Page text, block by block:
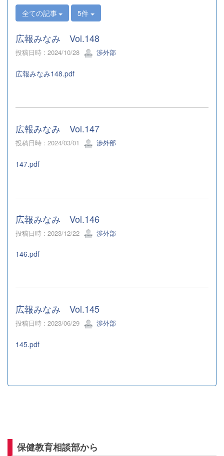
全ての記事 5件
広報みなみ Vol.148
投稿日時 : 2024/10/28 渉外部
広報みなみ148.pdf
広報みなみ Vol.147
投稿日時 : 2024/03/01 渉外部
147.pdf
広報みなみ Vol.146
投稿日時 : 2023/12/22 渉外部
146.pdf
広報みなみ Vol.145
投稿日時 : 2023/06/29 渉外部
145.pdf
保健教育相談部から